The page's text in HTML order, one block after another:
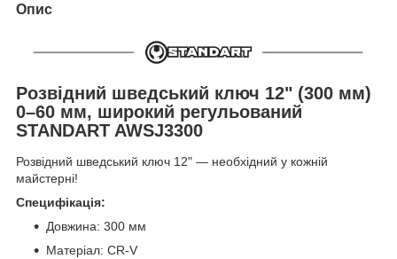
Опис
Розвідний шведський ключ 12" (300 мм)
0–60 мм, широкий регульований
STANDART AWSJ3300
Розвідний шведський ключ 12" — необхідний у кожній
майстерні!
Специфікація:
Довжина: 300 мм
Матеріал: CR-V